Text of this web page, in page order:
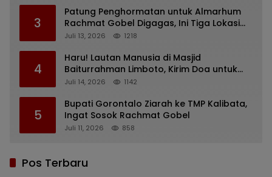
3
Patung Penghormatan untuk Almarhum
Rachmat Gobel Digagas, Ini Tiga Lokasi
yang Diusulkan
Juli 13, 2026 1218
4
Haru! Lautan Manusia di Masjid
Baiturrahman Limboto, Kirim Doa untuk
Almarhum Rachmat Gobel
Juli 14, 2026 1142
5
Bupati Gorontalo Ziarah ke TMP Kalibata,
Ingat Sosok Rachmat Gobel
Juli 11, 2026 858
Pos Terbaru